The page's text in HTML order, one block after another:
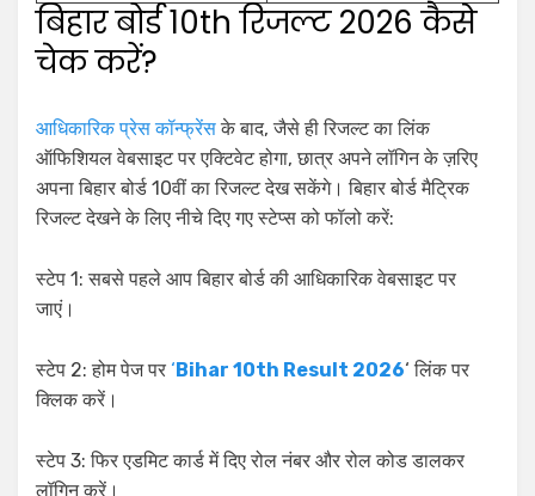
बिहार बोर्ड 10th रिजल्ट 2026 कैसे
चेक करें?
आधिकारिक प्रेस कॉन्फ्रेंसके बाद, जैसे ही रिजल्ट का लिंक
ऑफिशियल वेबसाइट पर एक्टिवेट होगा, छात्र अपने लॉगिन के ज़रिए
अपना बिहार बोर्ड 10वीं का रिजल्ट देख सकेंगे। बिहार बोर्ड मैट्रिक
रिजल्ट देखने के लिए नीचे दिए गए स्टेप्स को फॉलो करें:
स्टेप 1: सबसे पहले आप बिहार बोर्ड की आधिकारिक वेबसाइट पर
जाएं।
स्टेप 2: होम पेज पर ‘ Bihar 10th Result 2026‘ लिंक पर
क्लिक करें।
स्टेप 3: फिर एडमिट कार्ड में दिए रोल नंबर और रोल कोड डालकर
लॉगिन करें।